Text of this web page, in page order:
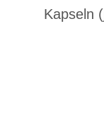
Kapseln